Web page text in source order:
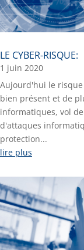
LE CYBER-RISQUE:
1 juin 2020
Aujourd'hui le
bien présent et de
informatiques, vol
d'attaques
protection...
lire plus